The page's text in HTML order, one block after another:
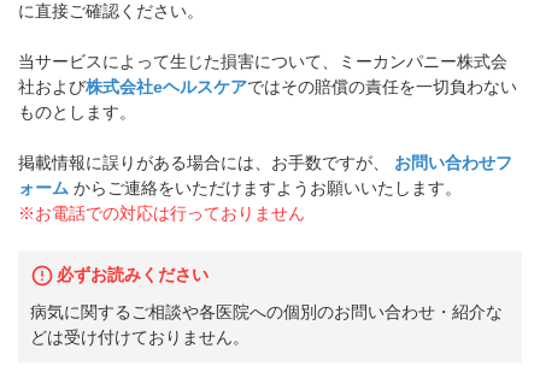
に直接ご確認ください。
当サービスによって生じた損害について、ミーカンパニー株式会
社および株式会社eヘルスケアではその賠償の責任を一切負わない
ものとします。
掲載情報に誤りがある場合には、お手数ですが、
お問い合わせフ
ォーム からご連絡をいただけますようお願いいたします。
※お電話での対応は行っておりません
必ずお読みください
病気に関するご相談や各医院への個別のお問い合わせ・紹介な
どは受け付けておりません。